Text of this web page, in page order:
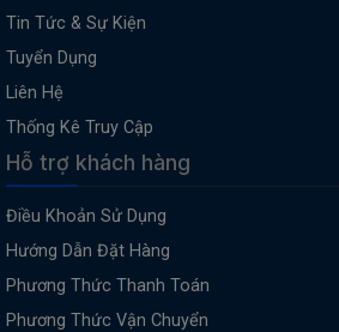
Tin Tức & Sự Kiện
Tuyển Dụng
Liên Hệ
Thống Kê Truy Cập
Hỗ trợ khách hàng
Điều Khoản Sử Dụng
Hướng Dẫn Đặt Hàng
Phương Thức Thanh Toán
Phương Thức Vận Chuyển